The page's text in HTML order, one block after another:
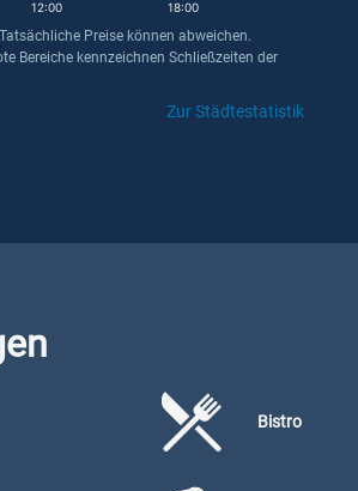
12:00 18:00
Preise können abweichen.
Bereiche kennzeichnen Schließzeiten der
Zur Städtestatistik
Bistro